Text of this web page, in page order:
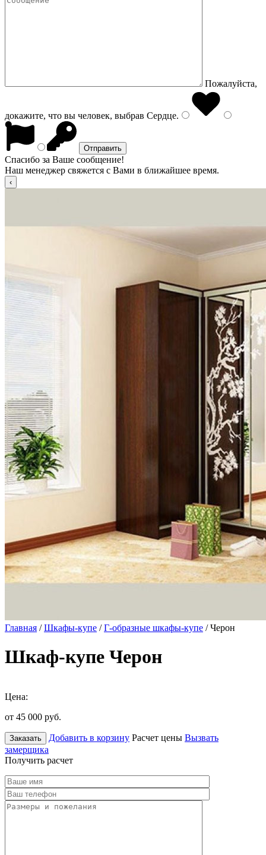
Пожалуйста,
докажите, что вы человек, выбрав Сердце.
Спасибо за Ваше сообщение!
Наш менеджер свяжется с Вами в ближайшее время.
Главная /Шкафы-купе /Г-образные шкафы-купе / Черон
Шкаф-купе Черон
Цена:
от 45 000 руб.
Заказать Добавить в корзину Расчет цены Вызвать
замерщика
Получить расчет